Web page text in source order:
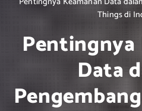
Things di
Pentingnya
Data